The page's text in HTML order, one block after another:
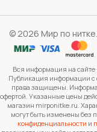
© 2026 Мир по
Вся информация на
Публикация информации с
права защищены.
офертой. Указанные цены
магазин mirponitke.ru.
могут быть изменены без
конфиденциальности и